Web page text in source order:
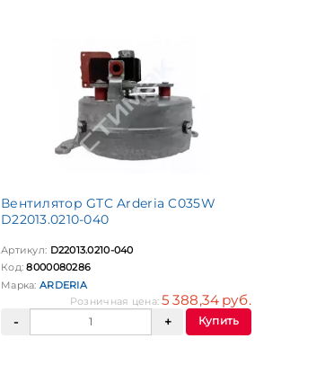
Вентилятор GTC Arderia C035W
D22013.0210-040
Артикул: D22013.0210-040
Код:8000080286
Марка: ARDERIA
Розничная цена:5 388,34 руб.
Купить